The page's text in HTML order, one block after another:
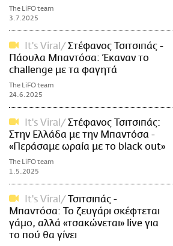
The LiFO team
3.7.2025
It's Viral
Στέφανος Τσιτσιπάς -
Πάουλα Μπαντόσα: Έκαναν το
challenge με τα φαγητά
The LiFO team
24.6.2025
It's Viral
Στέφανος Τσιτσιπάς:
Στην Ελλάδα με την Μπαντόσα -
«Περάσαμε ωραία με το black out»
The LiFO team
1.5.2025
It's Viral
Τσιτσιπάς -
Μπαντόσα: Το ζευγάρι σκέφτεται
γάμο, αλλά «τσακώνεται» live για
το πού θα γίνει